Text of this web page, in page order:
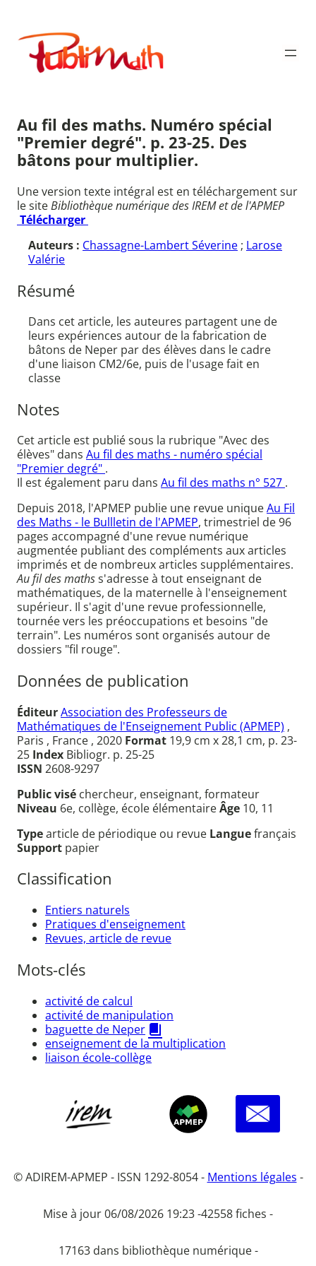
contenu
Publimath
Au fil des maths. Numéro spécial
"Premier degré". p. 23-25. Des
bâtons pour multiplier.
Une version texte intégral est en téléchargement sur
le siteBibliothèque numérique des IREM et de l'APMEP
Télécharger
Auteurs : Chassagne-Lambert Séverine ; Larose
Valérie
Résumé
Dans cet article, les auteures partagent une de
leurs expériences autour de la fabrication de
bâtons de Neper par des élèves dans le cadre
d'une liaison CM2/6e, puis de l'usage fait en
classe
Notes
Cet article est publié sous la rubrique "Avec des
élèves" dans Au fil des maths - numéro spécial
"Premier degré" .
Il est également paru dans Au fil des maths n° 527 .
Depuis 2018, l'APMEP publie une revue uniqueAu Fil
des Maths - le Bullletin de l'APMEP, trimestriel de 96
pages accompagné d'une revue numérique
augmentée publiant des compléments aux articles
imprimés et de nombreux articles supplémentaires.
Au fil des mathss'adresse à tout enseignant de
mathématiques, de la maternelle à l'enseignement
supérieur. Il s'agit d'une revue professionnelle,
tournée vers les préoccupations et besoins "de
terrain". Les numéros sont organisés autour de
dossiers "fil rouge".
Données de publication
ÉditeurAssociation des Professeurs de
Mathématiques de l'Enseignement Public (APMEP) ,
Paris , France , 2020 Format 19,9 cm x 28,1 cm, p. 23-
25 Index Bibliogr. p. 25-25
ISSN 2608-9297
Public visé chercheur, enseignant, formateur
Niveau 6e, collège, école élémentaireÂge 10, 11
Typearticle de périodique ou revue Languefrançais
Support papier
Classification
Entiers naturels
Pratiques d'enseignement
Revues, article de revue
Mots-clés
activité de calcul
activité de manipulation
baguette de Neper
enseignement de la multiplication
liaison école-collège
© ADIREM-APMEP - ISSN 1292-8054 - Mentions légales -
Mise à jour 06/08/2026 19:23 -42558 fiches -
17163 dans bibliothèque numérique -